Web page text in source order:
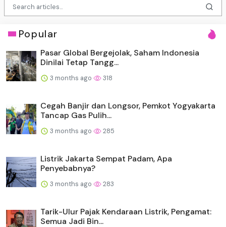
Popular
Pasar Global Bergejolak, Saham Indonesia
Dinilai Tetap Tangg...
3 months ago 318
Cegah Banjir dan Longsor, Pemkot Yogyakarta
Tancap Gas Pulih...
3 months ago 285
Listrik Jakarta Sempat Padam, Apa
Penyebabnya?
3 months ago 283
Tarik-Ulur Pajak Kendaraan Listrik, Pengamat:
Semua Jadi Bin...